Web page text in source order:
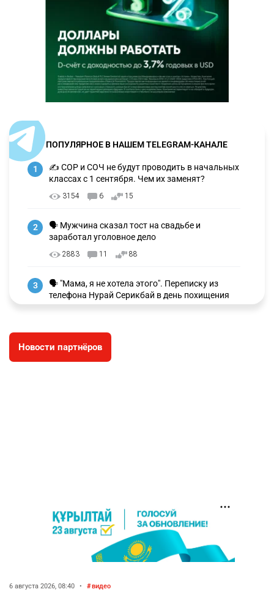
ПОПУЛЯРНОЕ В НАШЕМ TELEGRAM-КАНАЛЕ
1
✍️ СОР и СОЧ не будут проводить в начальных
классах с 1 сентября. Чем их заменят?
3154 6 15
2
🗣 Мужчина сказал тост на свадьбе и
заработал уголовное дело
2883 11 88
3
🗣 "Мама, я не хотела этого". Переписку из
телефона Нурай Серикбай в день похищения
зачитали в суде
⚠️ Доброе утро, друзья! Предлагаем обзор
главных новостей за 4 августа
2726 2 39
🚗 Казахстанцев убедили оформить
автокредиты за вознаграждение
Новости партнёров
6 августа 2026, 08:40 • видео